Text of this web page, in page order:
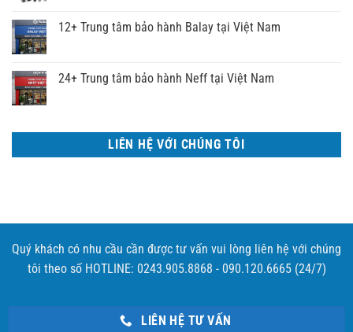
12+ Trung tâm bảo hành Balay tại Việt Nam
24+ Trung tâm bảo hành Neff tại Việt Nam
LIÊN HỆ VỚI CHÚNG TÔI
Quý khách có nhu cầu cần được tư vấn vui lòng liên hệ với chúng
tôi theo số HOTLINE: 0243.905.8868 - 090.120.6665 (24/7)
LIÊN HỆ TƯ VẤN